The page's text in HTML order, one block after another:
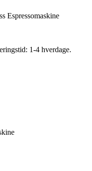
Espressomaskine
1-4 hverdage.